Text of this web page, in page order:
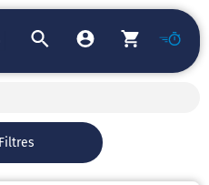
Filtres